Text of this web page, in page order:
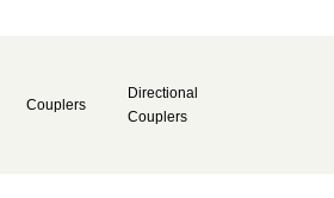
Couplers
Directional
Couplers